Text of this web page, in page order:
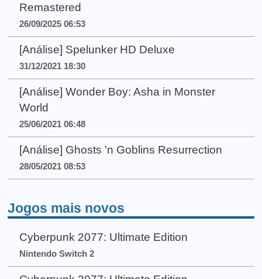
Remastered
26/09/2025 06:53
[Análise] Spelunker HD Deluxe
31/12/2021 18:30
[Análise] Wonder Boy: Asha in Monster
World
25/06/2021 06:48
[Análise] Ghosts 'n Goblins Resurrection
28/05/2021 08:53
Jogos mais novos
Cyberpunk 2077: Ultimate Edition
Nintendo Switch 2